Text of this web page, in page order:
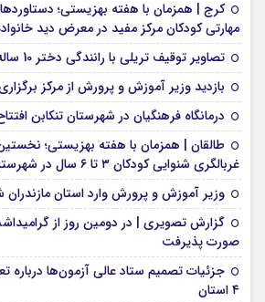
کرج | همزمان با هفته بهزیستی؛
مهارتی کودکان مرکز مفید در معرض دید
تصاویر توقیف تریلی با رانندگی دختر 10 ساله!
بازدید وزیر آموزش و پرورش از مرکز
درمانگاه فرهنگیان در شهرستان تنکابن
طالقان | همزمان با هفته بهزیستی؛
غربالگری شنوایی کودکان ۳ تا ۶ سال در شهرستان طالقان برگزار شد
وزیر آموزش و پرورش وارد استان
گزارش تصویری | در دومین روز از
صورت پذیرفت
جزئیات تصمیم ستاد عالی آزمون‌ها درباره
۴ استان